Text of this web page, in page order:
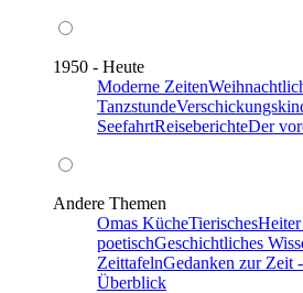
1950 - Heute
Moderne Zeiten
Tanzstunde
SeefahrtReiseberichteDer
Andere Themen
Omas KücheTierisches
poetischGeschichtliches
ZeittafelnGedanken zur Zeit
Überblick